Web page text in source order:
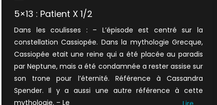
5×13 : Patient X 1/2
Dans les coulisses : – L’épisode est centré sur la
constellation Cassiopée. Dans la mythologie Grecque,
Cassiopée etait une reine qui a été placée au paradis
par Neptune, mais a été condamnée a rester assise sur
son trone pour l’éternité. Référence à Cassandra
Spender. Il y a aussi une autre référence à cette
mythologie. – Le